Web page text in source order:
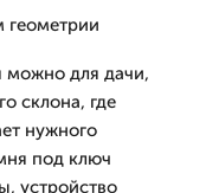
геометрии
можно для дачи,
склона, где
нужного
под ключ
устройство